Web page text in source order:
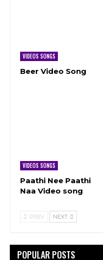
VIDEOS SONGS
Beer Video Song
VIDEOS SONGS
Paathi Nee Paathi
Naa Video song
PREV NEXT
POPULAR POSTS